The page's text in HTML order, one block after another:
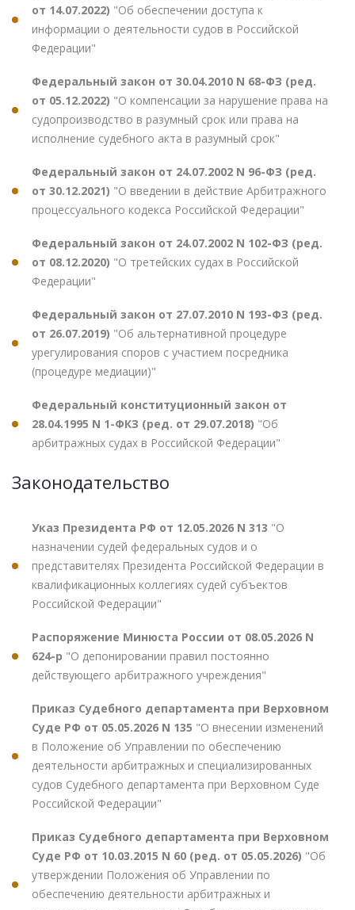
от 14.07.2022) "Об обеспечении доступа к
информации о деятельности судов в Российской
Федерации"
Федеральный закон от 30.04.2010 N 68-ФЗ (ред.
от 05.12.2022) "О компенсации за нарушение права на
судопроизводство в разумный срок или права на
исполнение судебного акта в разумный срок"
Федеральный закон от 24.07.2002 N 96-ФЗ (ред.
от 30.12.2021) "О введении в действие Арбитражного
процессуального кодекса Российской Федерации"
Федеральный закон от 24.07.2002 N 102-ФЗ (ред.
от 08.12.2020) "О третейских судах в Российской
Федерации"
Федеральный закон от 27.07.2010 N 193-ФЗ (ред.
от 26.07.2019) "Об альтернативной процедуре
урегулирования споров с участием посредника
(процедуре медиации)"
Федеральный конституционный закон от
28.04.1995 N 1-ФКЗ (ред. от 29.07.2018) "Об
арбитражных судах в Российской Федерации"
Законодательство
Указ Президента РФ от 12.05.2026 N 313 "О
назначении судей федеральных судов и о
представителях Президента Российской Федерации в
квалификационных коллегиях судей субъектов
Российской Федерации"
Распоряжение Минюста России от 08.05.2026 N
624-р "О депонировании правил постоянно
действующего арбитражного учреждения"
Приказ Судебного департамента при Верховном
Суде РФ от 05.05.2026 N 135 "О внесении изменений
в Положение об Управлении по обеспечению
деятельности арбитражных и специализированных
судов Судебного департамента при Верховном Суде
Российской Федерации"
Приказ Судебного департамента при Верховном
Суде РФ от 10.03.2015 N 60 (ред. от 05.05.2026) "Об
утверждении Положения об Управлении по
обеспечению деятельности арбитражных и